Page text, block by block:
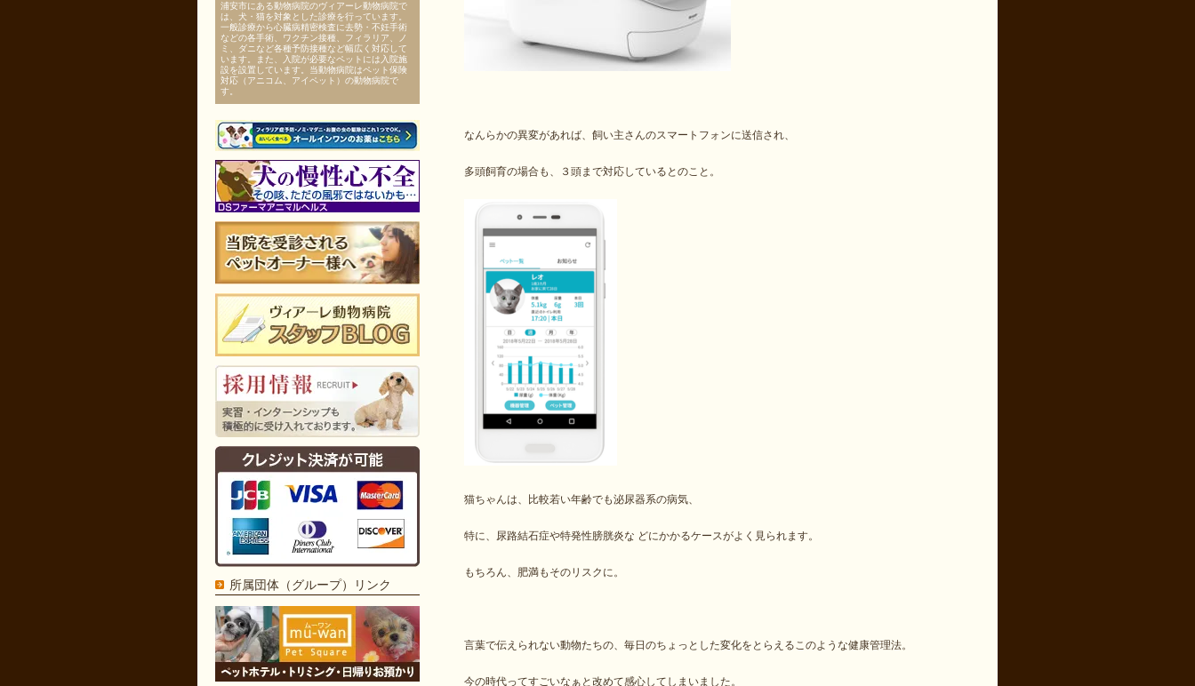
なんらかの異変があれば、飼い主さんのスマートフォンに送信され、
多頭飼育の場合も、３頭まで対応しているとのこと。
猫ちゃんは、比較若い年齢でも泌尿器系の病気、
特に、尿路結石症や特発性膀胱炎な どにかかるケースがよく見られます。
もちろん、肥満もそのリスクに。
言葉で伝えられない動物たちの、毎日のちょっとした変化をとらえるこのような健康管理法。
今の時代ってすごいなぁと改めて感心してしまいました。
浦安市にある動物病院のヴィアーレ動物病院で
は、犬・猫を対象とした診療を行っています。
一般診療から心臓病精密検査に去勢・不妊手術
などの各手術、ワクチン接種、フィラリア、ノ
ミ、ダニなど各種予防接種など幅広く対応して
います。また、入院が必要なペットには入院施
設を設置しています。当動物病院はペット保険
対応（アニコム、アイペット）の動物病院で
す。
所属団体（グループ）リンク